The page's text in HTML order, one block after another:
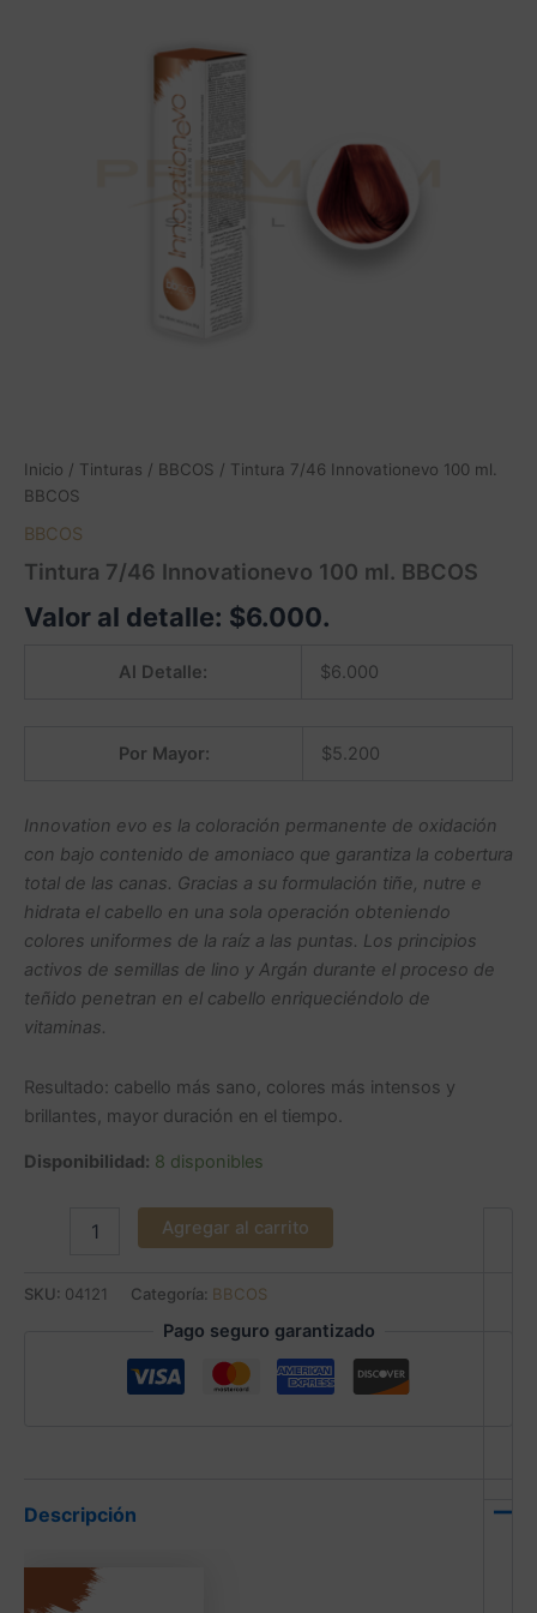
Inicio / Tinturas / BBCOS / Tintura 7/46 Innovationevo 100 ml.
BBCOS
BBCOS
Tintura 7/46 Innovationevo 100 ml. BBCOS
Valor al detalle: $6.000.
Al Detalle: $6.000
Por Mayor: $5.200
Innovation evo es la coloración permanente de oxidación
con bajo contenido de amoniaco que garantiza la cobertura
total de las canas. Gracias a su formulación tiñe, nutre e
hidrata el cabello en una sola operación obteniendo
colores uniformes de la raíz a las puntas. Los principios
activos de semillas de lino y Argán durante el proceso de
teñido penetran en el cabello enriqueciéndolo de
vitaminas.
Resultado: cabello más sano, colores más intensos y
brillantes, mayor duración en el tiempo.
Disponibilidad: 8 disponibles
Agregar al carrito
SKU: 04121 Categoría: BBCOS
Pago seguro garantizado
Descripción